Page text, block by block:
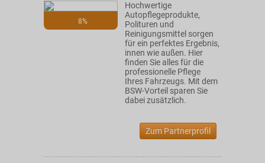
8%
Hochwertige
Autopflegeprodukte,
Polituren und
Reinigungsmittel sorgen
für ein perfektes Ergebnis,
innen wie außen. Hier
finden Sie alles für die
professionelle Pflege
Ihres Fahrzeugs. Mit dem
BSW-Vorteil sparen Sie
dabei zusätzlich.
Zum Partnerprofil